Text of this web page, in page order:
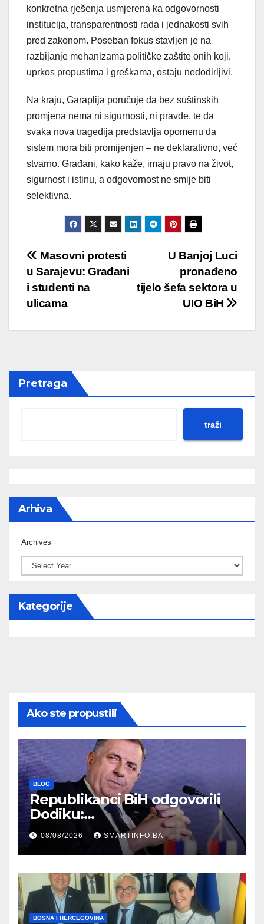
konkretna rješenja usmjerena ka odgovornosti
institucija, transparentnosti rada i jednakosti svih
pred zakonom. Poseban fokus stavljen je na
razbijanje mehanizama političke zaštite onih koji,
uprkos propustima i greškama, ostaju nedodirljivi.
Na kraju, Garaplija poručuje da bez suštinskih
promjena nema ni sigurnosti, ni pravde, te da
svaka nova tragedija predstavlja opomenu da
sistem mora biti promijenjen – ne deklarativno, već
stvarno. Građani, kako kaže, imaju pravo na život,
sigurnost i istinu, a odgovornost ne smije biti
selektivna.
Post
navigation
U Banjoj Luci
pronađeno
tijelo šefa sektora u
UIO BiH
Masovni protesti
u Sarajevu: Građani
i studenti na
ulicama
Pretraga
traži
Arhiva
Archives
Kategorije
Ako ste propustili
BLOG
Republikanci BiH odgovorili
Dodiku:
Bosanskohercegovačka
kultura postoji i pripada svim
građanima
08/08/2026 SMARTINFO.BA
BOSNA I HERCEGOVINA